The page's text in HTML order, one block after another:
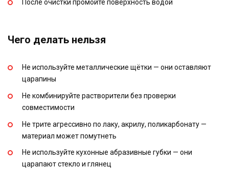
После очистки промойте поверхность водой
Чего делать нельзя
Не используйте металлические щётки — они оставляют
царапины
Не комбинируйте растворители без проверки
совместимости
Не трите агрессивно по лаку, акрилу, поликарбонату —
материал может помутнеть
Не используйте кухонные абразивные губки — они
царапают стекло и глянец